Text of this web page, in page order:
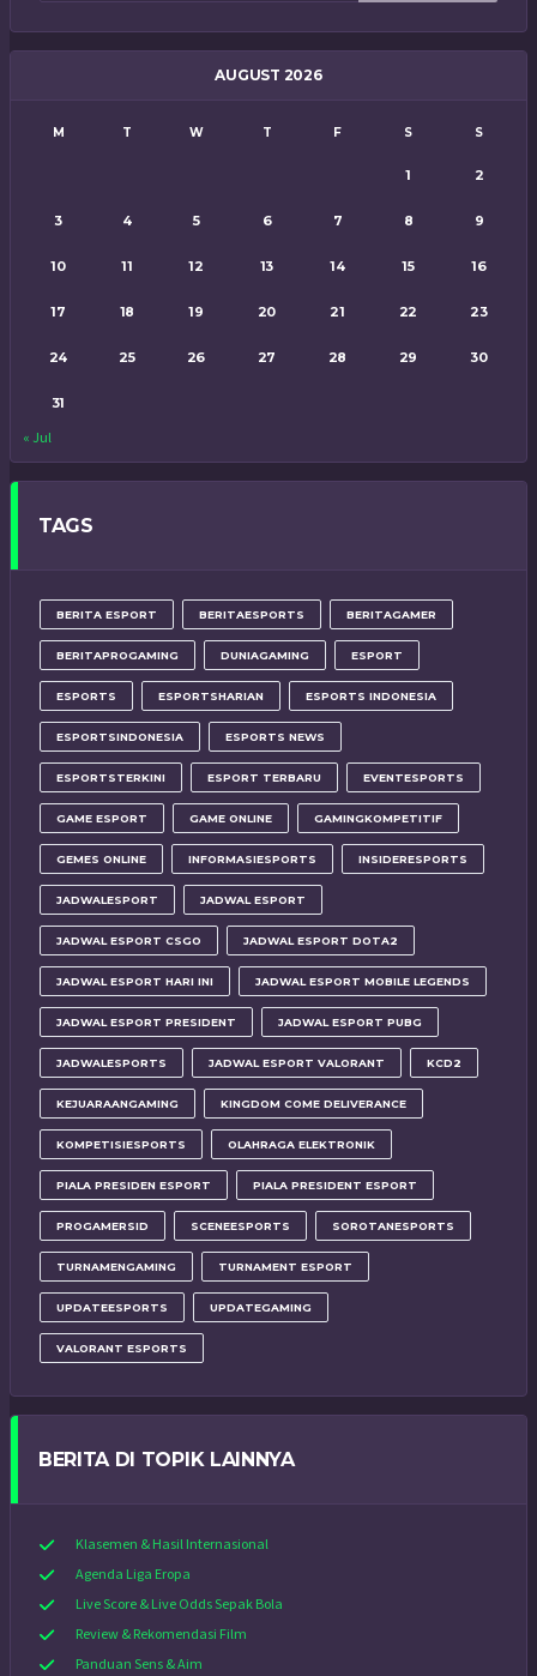
AUGUST 2026
M T W T F S S
1 2
3 4 5 6 7 8 9
10 11 12 13 14 15 16
17 18 19 20 21 22 23
24 25 26 27 28 29 30
31
« Jul
TAGS
BERITA ESPORT BERITAESPORTS BERITAGAMER
BERITAPROGAMING DUNIAGAMING ESPORT
ESPORTS ESPORTSHARIAN ESPORTS INDONESIA
ESPORTSINDONESIA ESPORTS NEWS
ESPORTSTERKINI ESPORT TERBARU EVENTESPORTS
GAME ESPORT GAME ONLINE GAMINGKOMPETITIF
GEMES ONLINE INFORMASIESPORTS INSIDERESPORTS
JADWALESPORT JADWAL ESPORT
JADWAL ESPORT CSGO JADWAL ESPORT DOTA2
JADWAL ESPORT HARI INI JADWAL ESPORT MOBILE LEGENDS
JADWAL ESPORT PRESIDENT JADWAL ESPORT PUBG
JADWALESPORTS JADWAL ESPORT VALORANT KCD2
KEJUARAANGAMING KINGDOM COME DELIVERANCE
KOMPETISIESPORTS OLAHRAGA ELEKTRONIK
PIALA PRESIDEN ESPORT PIALA PRESIDENT ESPORT
PROGAMERSID SCENEESPORTS SOROTANESPORTS
TURNAMENGAMING TURNAMENT ESPORT
UPDATEESPORTS UPDATEGAMING
VALORANT ESPORTS
BERITA DI TOPIK LAINNYA
Klasemen & Hasil Internasional
Agenda Liga Eropa
Live Score & Live Odds Sepak Bola
Review & Rekomendasi Film
Panduan Sens & Aim